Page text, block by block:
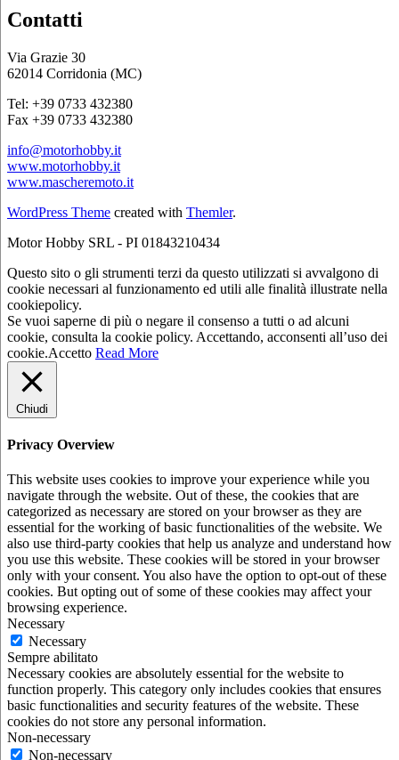
Contatti
Via Grazie 30
62014 Corridonia (MC)
Tel: +39 0733 432380
Fax +39 0733 432380
info@motorhobby.it
www.motorhobby.it
www.mascheremoto.it
WordPress Theme created with Themler.
Motor Hobby SRL - PI 01843210434
Questo sito o gli strumenti terzi da questo utilizzati si avvalgono di
cookie necessari al funzionamento ed utili alle finalità illustrate nella
cookiepolicy.
Se vuoi saperne di più o negare il consenso a tutti o ad alcuni
cookie, consulta la cookie policy. Accettando, acconsenti all’uso dei
cookie.Accetto Read More
Chiudi
Privacy Overview
This website uses cookies to improve your experience while you
navigate through the website. Out of these, the cookies that are
categorized as necessary are stored on your browser as they are
essential for the working of basic functionalities of the website. We
also use third-party cookies that help us analyze and understand how
you use this website. These cookies will be stored in your browser
only with your consent. You also have the option to opt-out of these
cookies. But opting out of some of these cookies may affect your
browsing experience.
Necessary
Necessary
Sempre abilitato
Necessary cookies are absolutely essential for the website to
function properly. This category only includes cookies that ensures
basic functionalities and security features of the website. These
cookies do not store any personal information.
Non-necessary
Non-necessary